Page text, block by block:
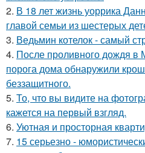
2. В 18 лет жизнь уоррика
главой семьи из шестерых
3. Ведьмин котелок - самый
4. После проливного дождя в
порога дома обнаружили
беззащитного.
5. То, что вы видите на
кажется на первый взгляд.
6. Уютная и просторная
7. 15 серьезно -